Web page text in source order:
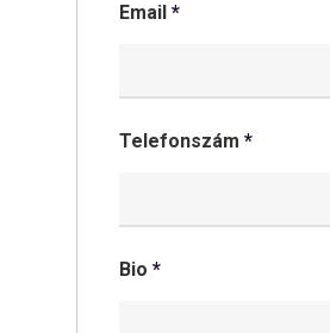
Email *
Telefonszám *
Bio *